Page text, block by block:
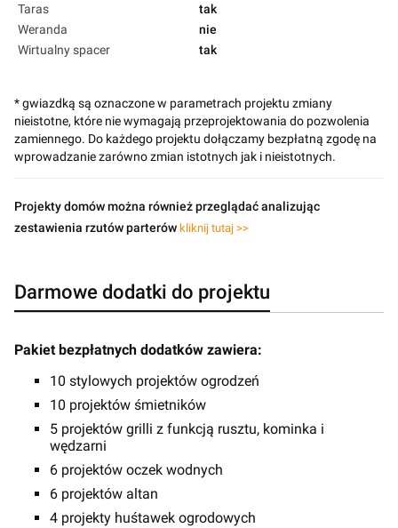
Taras
tak
Weranda
nie
Wirtualny spacer
tak
* gwiazdką są oznaczone w parametrach projektu zmiany
nieistotne, które nie wymagają przeprojektowania do pozwolenia
zamiennego. Do każdego projektu dołączamy bezpłatną zgodę na
wprowadzanie zarówno zmian istotnych jak i nieistotnych.
Projekty domów można również przeglądać analizując
zestawienia rzutów parterów kliknij tutaj >>
Darmowe dodatki do projektu
Pakiet bezpłatnych dodatków zawiera:
10 stylowych projektów ogrodzeń
10 projektów śmietników
5 projektów grilli z funkcją rusztu, kominka i
wędzarni
6 projektów oczek wodnych
6 projektów altan
4 projekty huśtawek ogrodowych